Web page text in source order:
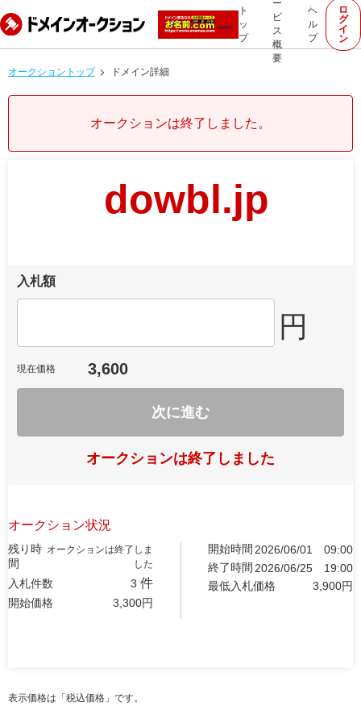
ト
ッ
プ
ー
ビ
ス
概
要
ヘ
ル
プ
ロ
グ
イ
ン
オークショントップ ドメイン詳細
オークションは終了しました。
dowbl.jp
入札額
円
現在価格 3,600
次に進む
オークションは終了しました
オークション状況
残り時
間
オークションは終了しま
した
入札件数 3 件
開始価格 3,300円
開始時間 2026/06/01
09:00
終了時間 2026/06/25
19:00
最低入札価格
3,900円
表示価格は「税込価格」です。